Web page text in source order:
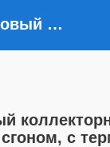
Кран шаровый коллекторный BsSystem 1" ВР-НР со сгоном, с термом. 0-120°С, латунный, никел., угл. син
с